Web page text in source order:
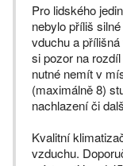
Pro lidského
nebylo příliš
vduchu a
si pozor na
nutné nemít v
(maximálně 8)
nachlazení či
Kvalitní
vzduchu.